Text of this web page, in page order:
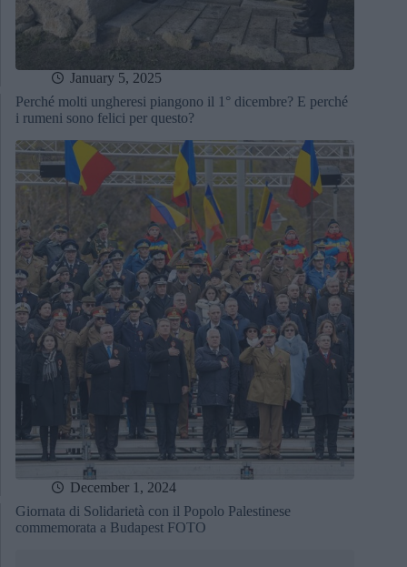
January 5, 2025
Perché molti ungheresi piangono il 1° dicembre? E perché
i rumeni sono felici per questo?
December 1, 2024
Giornata di Solidarietà con il Popolo Palestinese
commemorata a Budapest FOTO